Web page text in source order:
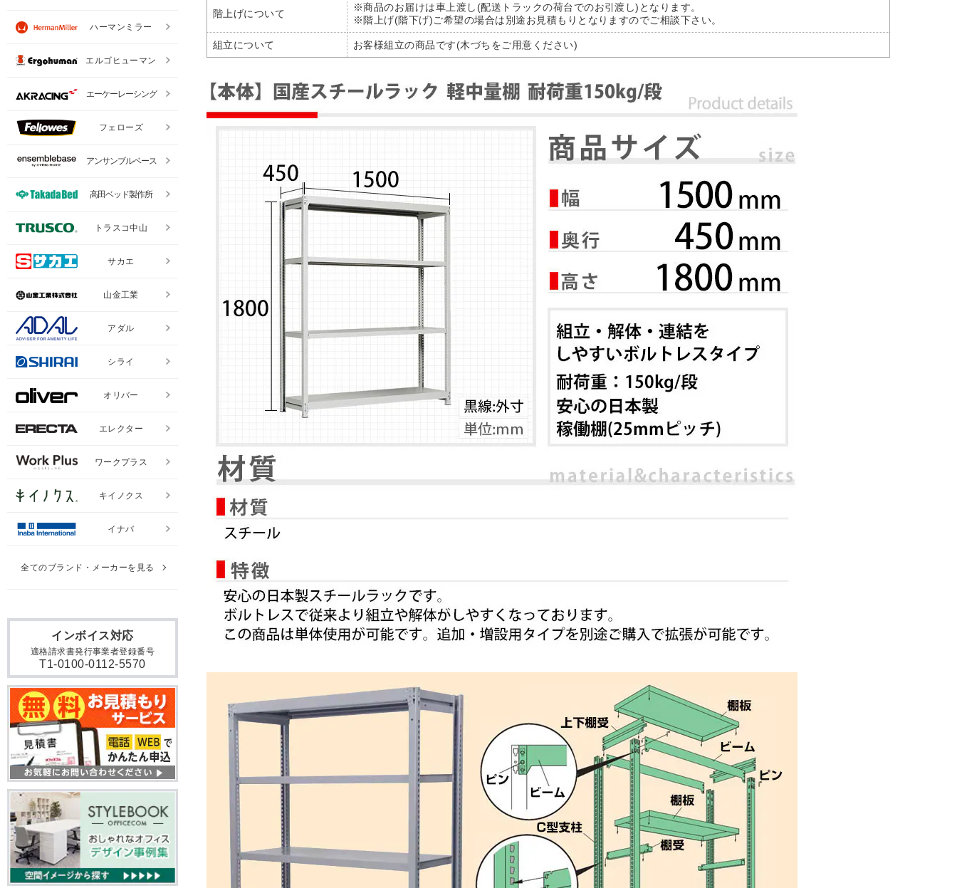
階上げについて
※商品のお届けは車上渡し(配送トラックの荷台でのお引渡し)となります。
※階上げ(階下げ)ご希望の場合は別途お見積もりとなりますのでご相談下さい。
組立について お客様組立の商品です(木づちをご用意ください)
インボイス対応
適格請求書発行事業者登録番号
T1-0100-0112-5570
ハーマンミラー
エルゴヒューマン
エーケーレーシング
フェローズ
アンサンブルベース
高田ベッド製作所
トラスコ中山
サカエ
山金工業
アダル
シライ
オリバー
エレクター
ワークプラス
キイノクス
イナバ
全てのブランド・メーカーを見る